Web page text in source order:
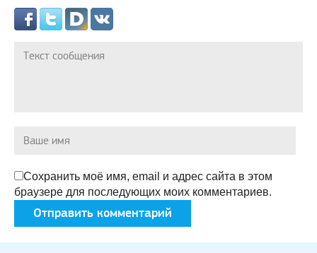
Сохранить моё имя, email и адрес сайта в этом
браузере для последующих моих комментариев.